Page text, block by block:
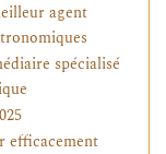
agent
spécialisé
efficacement